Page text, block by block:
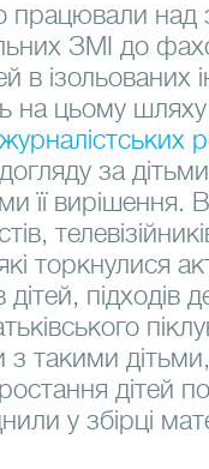
працювали над
ЗМІ до
в ізольованих
на цьому
за
її вирішення.
торкнулися
підходів
з такими
дітей
у збірці